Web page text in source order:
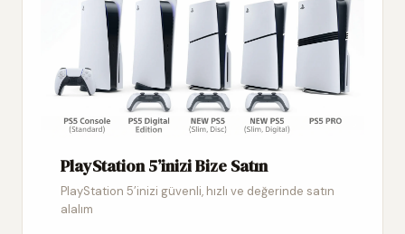
PlayStation 5’inizi Bize Satın
PlayStation 5’inizi güvenli, hızlı ve değerinde satın
alalım